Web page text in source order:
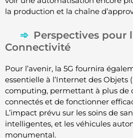
la production et la chaîne
Perspectives pour
Connectivité
Pour l’avenir, la 5G fournira
essentielle à l’Internet des Objets
computing, permettant à plus de
connectés et de fonctionner
L’impact prévu sur les soins de
intelligentes, et les véhicules
monumental.